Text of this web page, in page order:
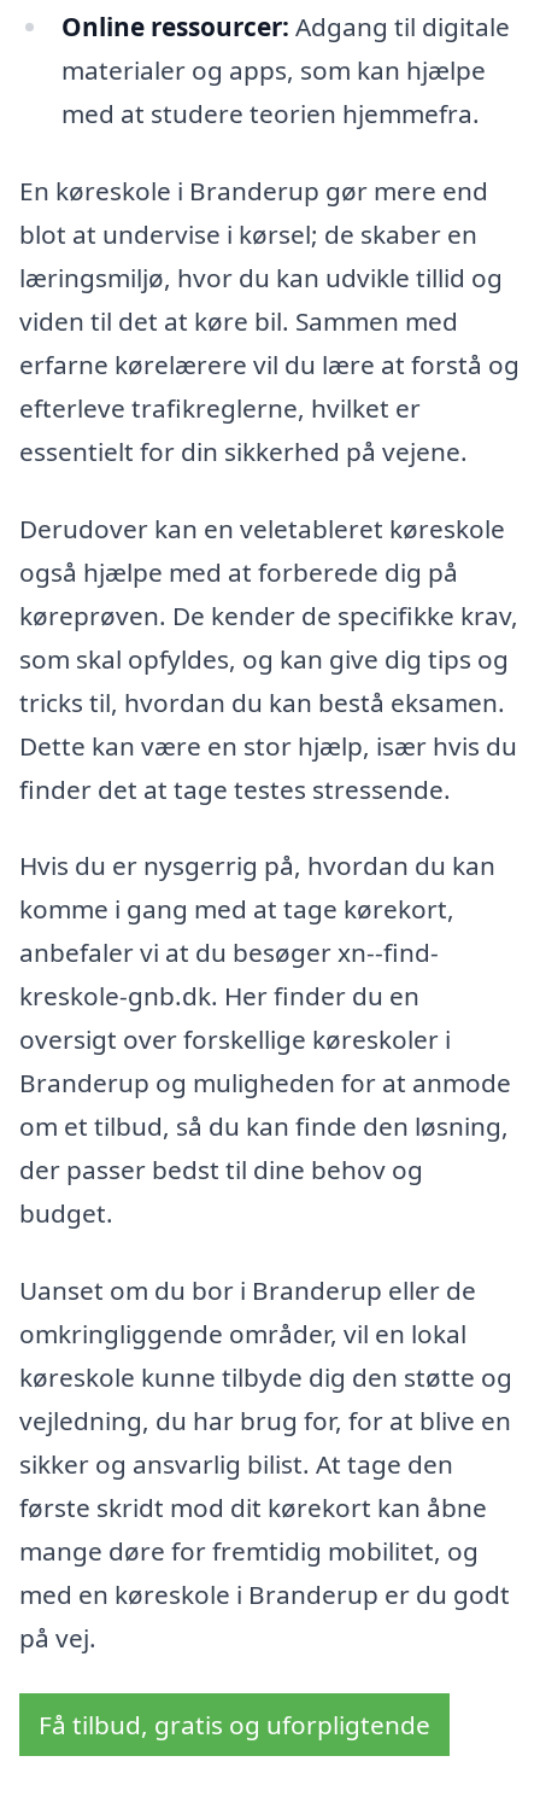
Online ressourcer: Adgang til digitale
materialer og apps, som kan hjælpe
med at studere teorien hjemmefra.
En køreskole i Branderup gør mere end
blot at undervise i kørsel; de skaber en
læringsmiljø, hvor du kan udvikle tillid og
viden til det at køre bil. Sammen med
erfarne kørelærere vil du lære at forstå og
efterleve trafikreglerne, hvilket er
essentielt for din sikkerhed på vejene.
Derudover kan en veletableret køreskole
også hjælpe med at forberede dig på
køreprøven. De kender de specifikke krav,
som skal opfyldes, og kan give dig tips og
tricks til, hvordan du kan bestå eksamen.
Dette kan være en stor hjælp, især hvis du
finder det at tage testes stressende.
Hvis du er nysgerrig på, hvordan du kan
komme i gang med at tage kørekort,
anbefaler vi at du besøger xn--find-
kreskole-gnb.dk. Her finder du en
oversigt over forskellige køreskoler i
Branderup og muligheden for at anmode
om et tilbud, så du kan finde den løsning,
der passer bedst til dine behov og
budget.
Uanset om du bor i Branderup eller de
omkringliggende områder, vil en lokal
køreskole kunne tilbyde dig den støtte og
vejledning, du har brug for, for at blive en
sikker og ansvarlig bilist. At tage den
første skridt mod dit kørekort kan åbne
mange døre for fremtidig mobilitet, og
med en køreskole i Branderup er du godt
på vej.
Få tilbud, gratis og uforpligtende